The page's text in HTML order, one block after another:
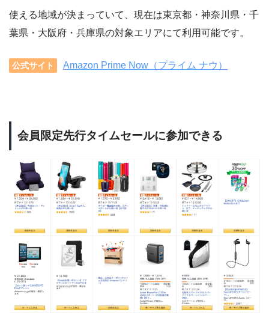
使える地域が決まっていて、現在は東京都・神奈川県・千
葉県・大阪府・兵庫県の対象エリアにて利用可能です。
公式サイト Amazon Prime Now（プライム ナウ）
会員限定先行タイムセールに参加できる